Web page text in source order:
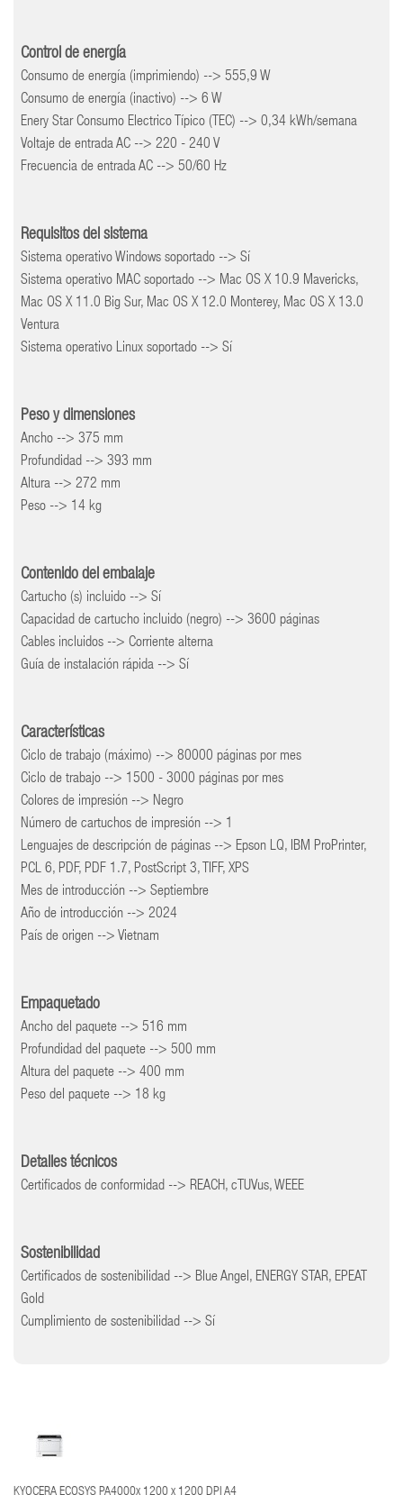
Control de energía
Consumo de energía (imprimiendo) --> 555,9 W
Consumo de energía (inactivo) --> 6 W
Enery Star Consumo Electrico Típico (TEC) --> 0,34 kWh/semana
Voltaje de entrada AC --> 220 - 240 V
Frecuencia de entrada AC --> 50/60 Hz
Requisitos del sistema
Sistema operativo Windows soportado --> Sí
Sistema operativo MAC soportado --> Mac OS X 10.9 Mavericks,
Mac OS X 11.0 Big Sur, Mac OS X 12.0 Monterey, Mac OS X 13.0
Ventura
Sistema operativo Linux soportado --> Sí
Peso y dimensiones
Ancho --> 375 mm
Profundidad --> 393 mm
Altura --> 272 mm
Peso --> 14 kg
Contenido del embalaje
Cartucho (s) incluido --> Sí
Capacidad de cartucho incluido (negro) --> 3600 páginas
Cables incluidos --> Corriente alterna
Guía de instalación rápida --> Sí
Características
Ciclo de trabajo (máximo) --> 80000 páginas por mes
Ciclo de trabajo --> 1500 - 3000 páginas por mes
Colores de impresión --> Negro
Número de cartuchos de impresión --> 1
Lenguajes de descripción de páginas --> Epson LQ, IBM ProPrinter,
PCL 6, PDF, PDF 1.7, PostScript 3, TIFF, XPS
Mes de introducción --> Septiembre
Año de introducción --> 2024
País de origen --> Vietnam
Empaquetado
Ancho del paquete --> 516 mm
Profundidad del paquete --> 500 mm
Altura del paquete --> 400 mm
Peso del paquete --> 18 kg
Detalles técnicos
Certificados de conformidad --> REACH, cTUVus, WEEE
Sostenibilidad
Certificados de sostenibilidad --> Blue Angel, ENERGY STAR, EPEAT
Gold
Cumplimiento de sostenibilidad --> Sí
KYOCERA ECOSYS PA4000x 1200 x 1200 DPI A4